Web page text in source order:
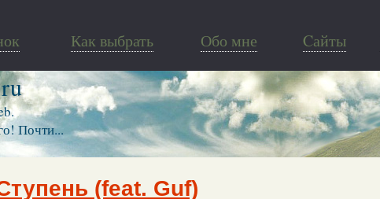
Как выбрать Обо мне Cайты
Почти...
(feat. Guf)